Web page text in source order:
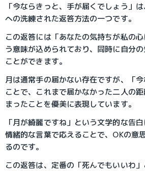
「今ならきっと、手が届くでしょう」
への洗練された返答方法の一つです。
この返答には「あなたの気持ちが私の
う意味が込められており、同時に自分
ことができます。
月は通常手の届かない存在ですが、「
ことで、これまで届かなかった二人の
まったことを優美に表現しています。
「月が綺麗ですね」という文学的な告
情緒的な言葉で応えることで、OKの意
るのです。
この返答は、定番の「死んでもいいわ